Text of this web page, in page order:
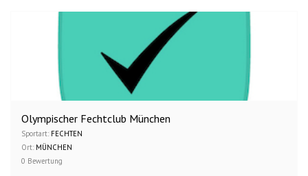
Olympischer Fechtclub München
Sportart: FECHTEN
Ort: MÜNCHEN
0 Bewertung